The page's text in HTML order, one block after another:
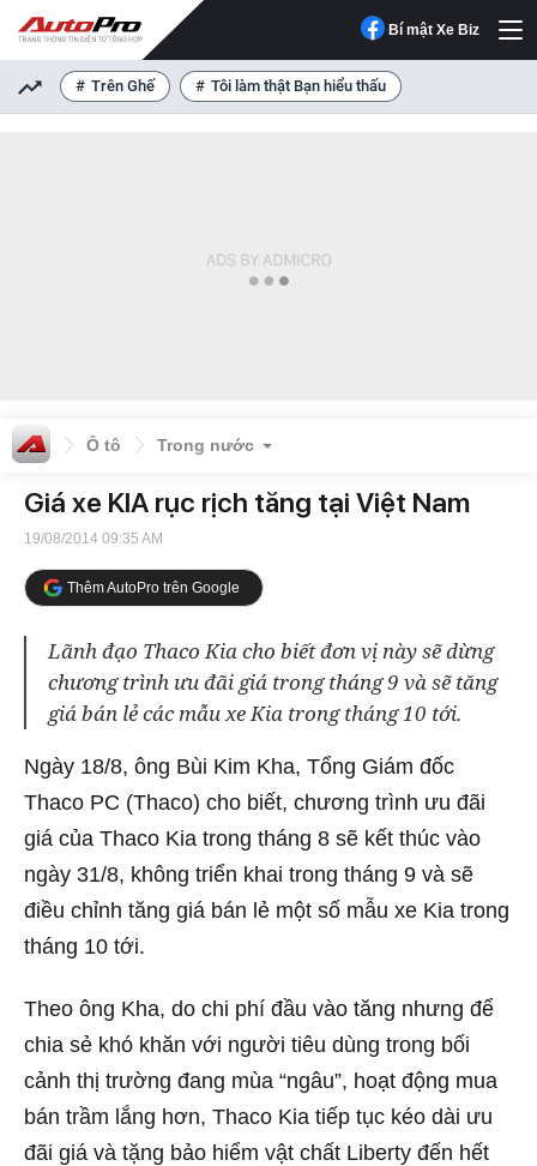
Bí mật Xe Biz
Trên Ghế Tôi làm thật Bạn hiểu thấu
Ô tô Trong nước
Giá xe KIA rục rịch tăng tại Việt Nam
19/08/2014 09:35 AM
Thêm AutoPro trên Google
Lãnh đạo Thaco Kia cho biết đơn vị này sẽ dừng
chương trình ưu đãi giá trong tháng 9 và sẽ tăng
giá bán lẻ các mẫu xe Kia trong tháng 10 tới.
Ngày 18/8, ông Bùi Kim Kha, Tổng Giám đốc
Thaco PC (Thaco) cho biết, chương trình ưu đãi
giá của Thaco Kia trong tháng 8 sẽ kết thúc vào
ngày 31/8, không triển khai trong tháng 9 và sẽ
điều chỉnh tăng giá bán lẻ một số mẫu xe Kia trong
tháng 10 tới.
Theo ông Kha, do chi phí đầu vào tăng nhưng để
chia sẻ khó khăn với người tiêu dùng trong bối
cảnh thị trường đang mùa “ngâu”, hoạt động mua
bán trầm lắng hơn, Thaco Kia tiếp tục kéo dài ưu
đãi giá và tặng bảo hiểm vật chất Liberty đến hết